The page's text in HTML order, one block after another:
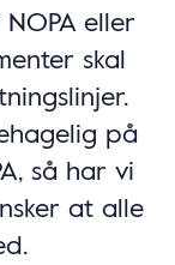
eller
skal
på
så har vi
at alle